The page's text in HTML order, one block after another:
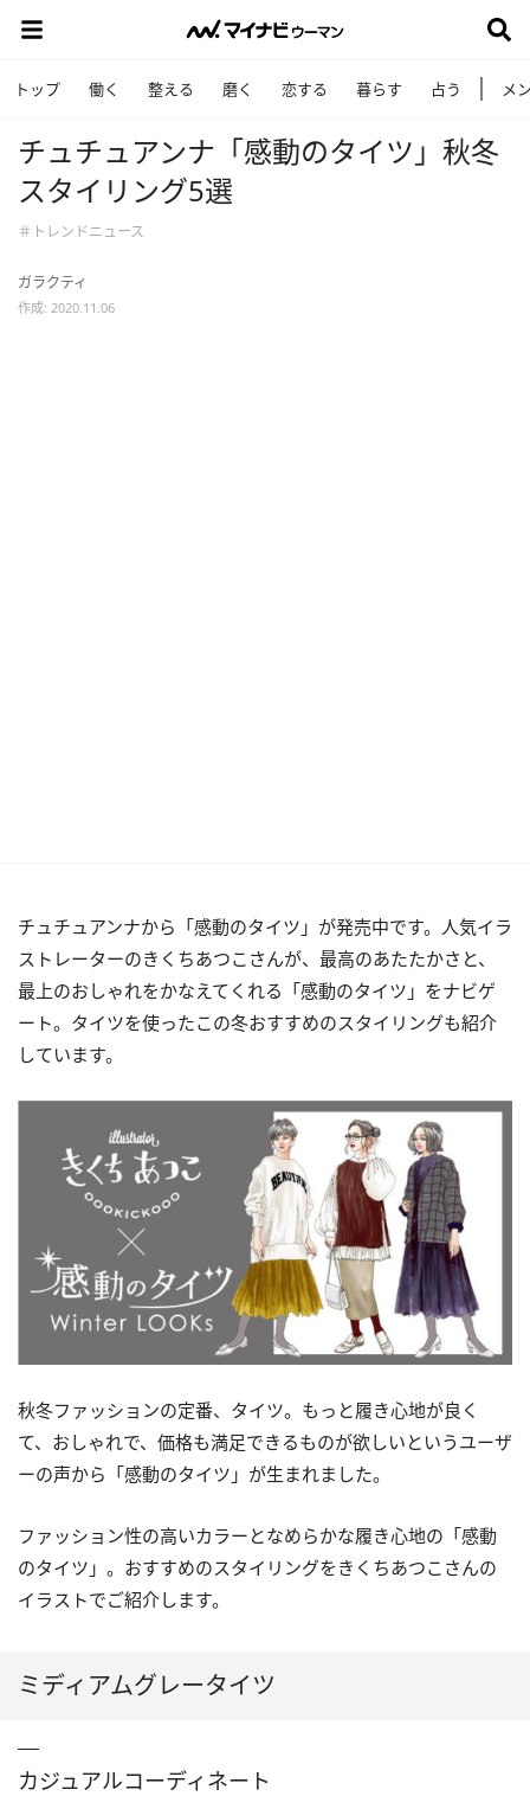
トップ 働く 整える 磨く 恋する 暮らす 占う メ
チュチュアンナ「感動のタイツ」秋冬
スタイリング5選
＃トレンドニュース
ガラクティ
作成: 2020.11.06
チュチュアンナから「感動のタイツ」が発売中です。人気イラ
ストレーターのきくちあつこさんが、最高のあたたかさと、
最上のおしゃれをかなえてくれる「感動のタイツ」をナビゲ
ート。タイツを使ったこの冬おすすめのスタイリングも紹介
しています。
秋冬ファッションの定番、タイツ。もっと履き心地が良く
て、おしゃれで、価格も満足できるものが欲しいというユーザ
ーの声から「感動のタイツ」が生まれました。
ファッション性の高いカラーとなめらかな履き心地の「感動
のタイツ」。おすすめのスタイリングをきくちあつこさんの
イラストでご紹介します。
ミディアムグレータイツ
カジュアルコーディネート